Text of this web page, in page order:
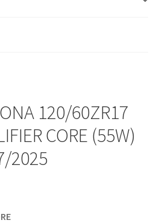
120/60ZR17
CORE (55W)
2025